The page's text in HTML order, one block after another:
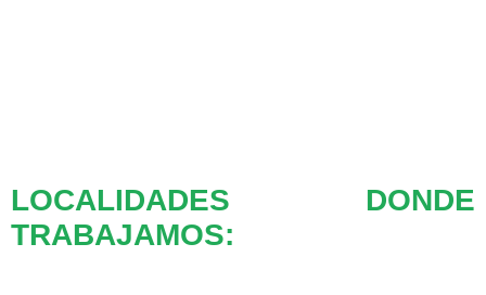
LOCALIDADES DONDE
TRABAJAMOS: